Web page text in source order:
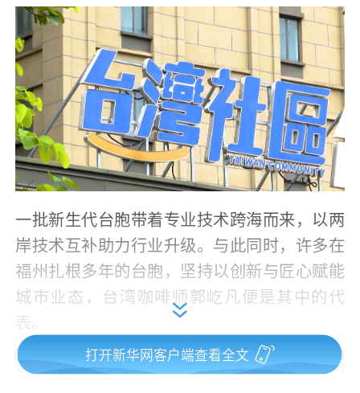
一批新生代台胞带着专业技术跨海而来，以两
岸技术互补助力行业升级。与此同时，许多在
福州扎根多年的台胞，坚持以创新与匠心赋能
城市业态，台湾咖啡师郭屹凡便是其中的代
表。
打开新华网客户端查看全文